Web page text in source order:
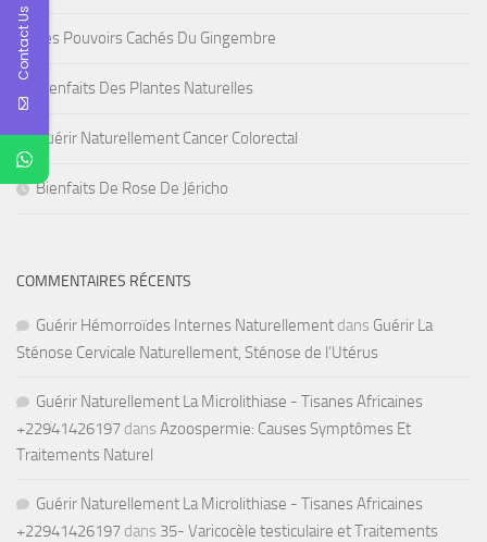
Les Pouvoirs Cachés Du Gingembre
Bienfaits Des Plantes Naturelles
Guérir Naturellement Cancer Colorectal
Bienfaits De Rose De Jéricho
COMMENTAIRES RÉCENTS
Guérir Hémorroïdes Internes Naturellement dans Guérir La
Sténose Cervicale Naturellement, Sténose de l’Utérus
Guérir Naturellement La Microlithiase - Tisanes Africaines
+22941426197 dans Azoospermie: Causes Symptômes Et
Traitements Naturel
Guérir Naturellement La Microlithiase - Tisanes Africaines
+22941426197 dans 35- Varicocèle testiculaire et Traitements
Contact Us